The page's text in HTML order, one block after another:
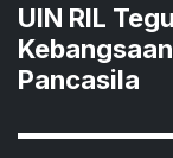
UIN RIL
Pancasila